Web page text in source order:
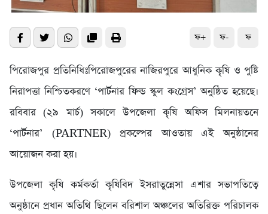
ফ+ ফ- ফ
পিরোজপুর প্রতিনিধিঃপিরোজপুরের নাজিরপুরে আধুনিক কৃষি ও পুষ্টি
নিরাপত্তা নিশ্চিতকরণে ‘পার্টনার ফিল্ড স্কুল কংগ্রেস’ অনুষ্ঠিত হয়েছে।
রবিবার (২৯ মার্চ) সকালে উপজেলা কৃষি অফিস মিলনায়তনে
‘পার্টনার’ (PARTNER) প্রকল্পের আওতায় এই অনুষ্ঠানের
আয়োজন করা হয়।
উপজেলা কৃষি কর্মকর্তা কৃষিবিদ ইসরাতুন্নেসা এশার সভাপতিত্বে
অনুষ্ঠানে প্রধান অতিথি ছিলেন বরিশাল অঞ্চলের অতিরিক্ত পরিচালক